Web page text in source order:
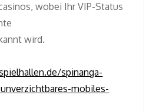
wobei Ihr VIP-Status
wird.
spinanga-
mobiles-